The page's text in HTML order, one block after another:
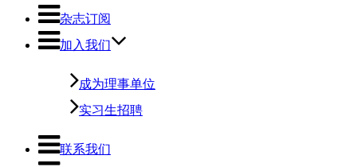
杂志订阅
加入我们
成为理事单位
实习生招聘
联系我们